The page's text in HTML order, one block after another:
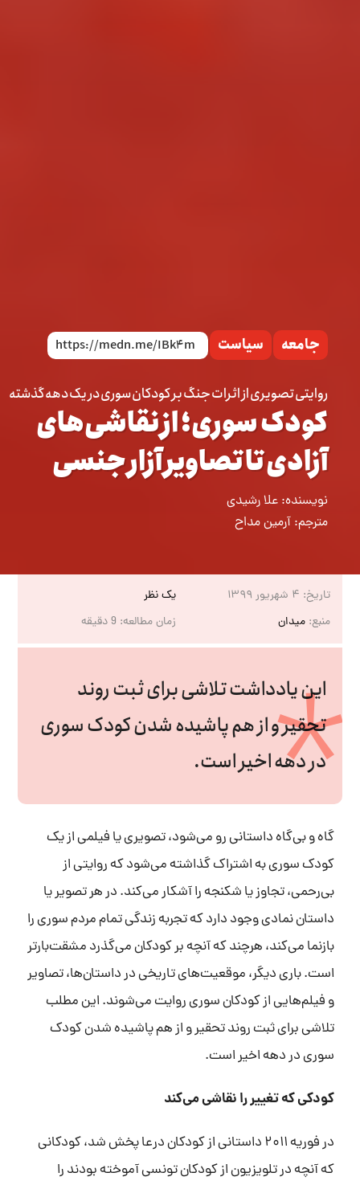
جامعه سیاست
روایتی تصویری از اثرات جنگ بر کودکان سوری در یک دهه گذشته
کودک سوری؛ از نقاشی‌های
آزادی تا تصاویر آزار جنسی
نویسنده: علا رشیدی
مترجم: آرمین مداح
تاریخ: ۴ شهریور ۱۳۹۹
یک نظر
منبع: میدان زمان مطالعه: 9دقیقه
این یادداشت تلاشی برای ثبت روند
تحقیر و از هم پاشیده شدن کودک سوری
در دهه اخیر است.
گاه و بی‌گاه داستانی رو می‌شود، تصویری یا فیلمی از یک
کودک سوری به اشتراک گذاشته می‌شود که روایتی از
بی‌رحمی، تجاوز یا شکنجه را آشکار می‌کند. در هر تصویر یا
داستان نمادی وجود دارد که تجربه زندگی تمام مردم سوری را
بازنما می‌کند، هرچند که آنچه بر کودکان می‌گذرد مشقت‌بارتر
است. باری دیگر، موقعیت‌های تاریخی در داستان‌ها، تصاویر
و فیلم‌هایی از کودکان سوری روایت می‌شوند. این مطلب
تلاشی برای ثبت روند تحقیر و از هم پاشیده شدن کودک
سوری در دهه اخیر است.
کودکی که تغییر را نقاشی می‌کند
در فوریه ۲۰۱۱ داستانی از کودکان درعا پخش شد، کودکانی
که آنچه در تلویزیون از کودکان تونسی آموخته بودند را